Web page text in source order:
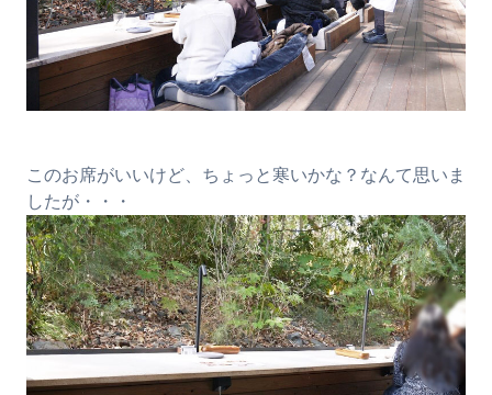
このお席がいいけど、ちょっと寒いかな？なんて思いま
したが・・・